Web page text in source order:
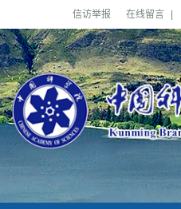
信访举报 在线留言